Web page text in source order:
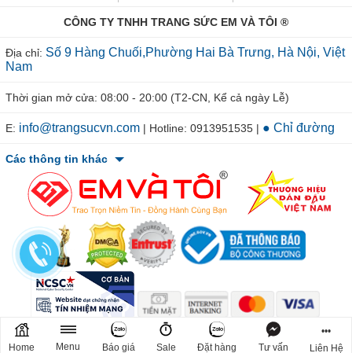
CÔNG TY TNHH TRANG SỨC EM VÀ TÔI ®
Địa chỉ: Số 9 Hàng Chuối,Phường Hai Bà Trưng, Hà Nội, Việt
Nam
Thời gian mở cửa: 08:00 - 20:00 (T2-CN, Kể cả ngày Lễ)
E: info@trangsucvn.com | Hotline: 0913951535 | ● Chỉ đường
Các thông tin khác
© 2011-2026 TRANGSUCVN.COM Copyright, All Rights Reserved.
Mã số doanh nghiệp: 0106207967. Nơi cấp: Sở Kế Hoạch & Đầu Tư
Home Menu Báo giá Sale Đặt hàng Tư vấn
•••
Liên Hệ